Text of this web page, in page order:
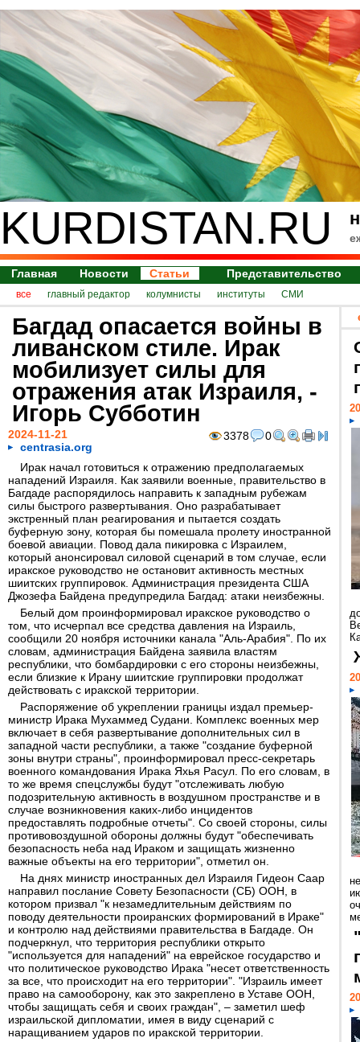
KURDISTAN.RU
Главная Новости Статьи Представительство
все главный редактор колумнисты институты СМИ
Багдад опасается войны в
ливанском стиле. Ирак
мобилизует силы для
отражения атак Израиля, -
Игорь Субботин
3378 0
2024-11-21
centrasia.org
Ирак начал готовиться к отражению предполагаемых
нападений Израиля. Как заявили военные, правительство в
Багдаде распорядилось направить к западным рубежам
силы быстрого развертывания. Оно разрабатывает
экстренный план реагирования и пытается создать
буферную зону, которая бы помешала пролету иностранной
боевой авиации. Повод дала пикировка с Израилем,
который анонсировал силовой сценарий в том случае, если
иракское руководство не остановит активность местных
шиитских группировок. Администрация президента США
Джозефа Байдена предупредила Багдад: атаки неизбежны.
Белый дом проинформировал иракское руководство о
том, что исчерпал все средства давления на Израиль,
сообщили 20 ноября источники канала "Аль-Арабия". По их
словам, администрация Байдена заявила властям
республики, что бомбардировки с его стороны неизбежны,
если близкие к Ирану шиитские группировки продолжат
действовать с иракской территории.
Распоряжение об укреплении границы издал премьер-
министр Ирака Мухаммед Судани. Комплекс военных мер
включает в себя развертывание дополнительных сил в
западной части республики, а также "создание буферной
зоны внутри страны", проинформировал пресс-секретарь
военного командования Ирака Яхья Расул. По его словам, в
то же время спецслужбы будут "отслеживать любую
подозрительную активность в воздушном пространстве и в
случае возникновения каких-либо инцидентов
предоставлять подробные отчеты". Со своей стороны, силы
противовоздушной обороны должны будут "обеспечивать
безопасность неба над Ираком и защищать жизненно
важные объекты на его территории", отметил он.
На днях министр иностранных дел Израиля Гидеон Саар
направил послание Совету Безопасности (СБ) ООН, в
котором призвал "к незамедлительным действиям по
поводу деятельности проиранских формирований в Ираке"
и контролю над действиями правительства в Багдаде. Он
подчеркнул, что территория республики открыто
"используется для нападений" на еврейское государство и
что политическое руководство Ирака "несет ответственность
за все, что происходит на его территории". "Израиль имеет
право на самооборону, как это закреплено в Уставе ООН,
чтобы защищать себя и своих граждан", – заметил шеф
израильской дипломатии, имея в виду сценарий с
наращиванием ударов по иракской территории.